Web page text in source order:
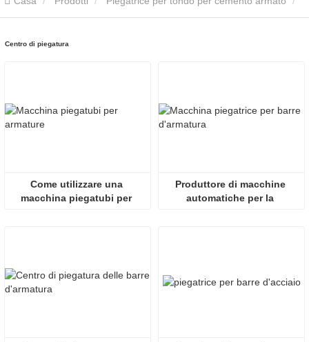
Centro di piegatura
Come utilizzare una
macchina piegatubi per
Produttore di macchine
automatiche per la